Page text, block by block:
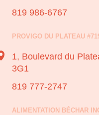
819 986-6767
PROVIGO DU PLATEAU
1, Boulevard du
3G1
819 777-2747
ALIMENTATION BÉCHAR